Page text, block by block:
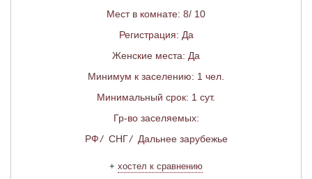
Мест в комнате: 8/ 10
Регистрация: Да
Женские места: Да
Минимум к заселению: 1 чел.
Минимальный срок: 1 сут.
Гр-во заселяемых:
РФ/ СНГ/ Дальнее зарубежье
+ хостел к сравнению